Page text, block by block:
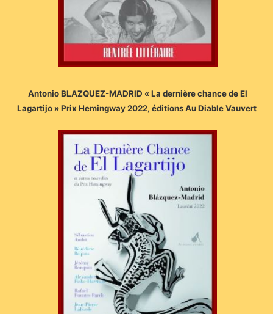
Antonio BLAZQUEZ-MADRID « La dernière chance de El
Lagartijo » Prix Hemingway 2022, éditions Au Diable Vauvert